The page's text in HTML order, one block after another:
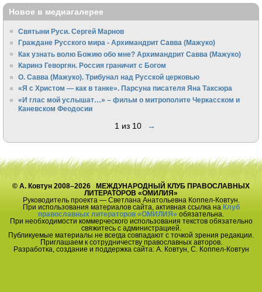
Новое в медиагалерее
Святыни Руси. Сергей Марнов
Граждане Русского мира - Архимандрит Савва (Мажуко)
Как узнать волю Божию обо мне? Архимандрит Савва (Мажуко)
Каринэ Геворгян. Россия граничит с Богом
О. Савва (Мажуко). Трибунал над Русской церковью
«Я с Христом — как в танке». Парсуна писателя Яна Таксюра
«И глас мой услышат…» – фильм о митрополите Черкасском и
Каневском Феодосии
1 из 10 →
© А. Ковтун 2008–2026 МЕЖДУНАРОДНЫЙ КЛУБ ПРАВОСЛАВНЫХ
ЛИТЕРАТОРОВ «ОМИЛИЯ»
Руководитель проекта — Светлана Анатольевна Коппел-Ковтун.
При использования материалов сайта, активная ссылка на Клуб
православных литераторов «ОМИЛИЯ» обязательна.
При необходимости коммерческого использования текстов обязательно
свяжитесь с администрацией.
Публикуемые материалы не всегда совпадают с точкой зрения редакции.
Приглашаем к сотрудничеству православных авторов.
Разработка, создание и поддержка сайта: А. Ковтун, С. Коппел-Ковтун